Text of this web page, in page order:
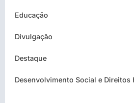
Educação
Divulgação
Destaque
Desenvolvimento Social e Direitos